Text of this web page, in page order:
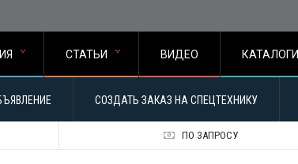
СТАТЬИ ВИДЕО КАТАЛОГИ
СОЗДАТЬ ЗАКАЗ НА СПЕЦТЕХНИКУ
ПО ЗАПРОСУ